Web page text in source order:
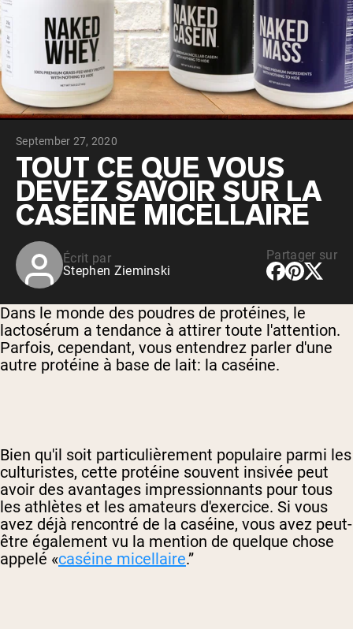
Protéine de pois
Protéine de Whey en Poudre
Peptides de collagène
Whey au chocolat issu de vaches
nourries à l'herbe
Whey de lait de vache nourrie à l'herbe à
la vanille
Whey de vache nourrie à l'herbe
Shop All Protéines En Poudre
PROTÉINES VÉGANESMeilleure Vente
Protéine de pois
September 27, 2020
TOUT CE QUE VOUS
DEVEZ SAVOIR SUR LA
CASÉINE MICELLAIRE
Écrit par
Stephen Zieminski
Partager sur
Dans le monde des poudres de protéines, le
lactosérum a tendance à attirer toute l'attention.
Parfois, cependant, vous entendrez parler d'une
autre protéine à base de lait: la caséine.
Bien qu'il soit particulièrement populaire parmi les
culturistes, cette protéine souvent insivée peut
avoir des avantages impressionnants pour tous
les athlètes et les amateurs d'exercice. Si vous
avez déjà rencontré de la caséine, vous avez peut-
être également vu la mention de quelque chose
appelé «caséine micellaire.”